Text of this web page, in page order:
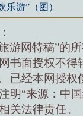
游”（图）
游网特稿”的
书面授权不得
已经本网授权
明“来源：中
关法律责任。